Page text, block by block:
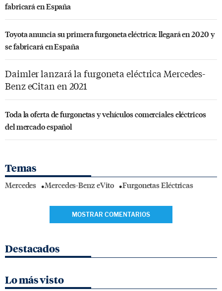
fabricará en España
Toyota anuncia su primera furgoneta eléctrica: llegará en 2020 y
se fabricará en España
Daimler lanzará la furgoneta eléctrica Mercedes-
Benz eCitan en 2021
Toda la oferta de furgonetas y vehículos comerciales eléctricos
del mercado español
Temas
Mercedes Mercedes-Benz eVito Furgonetas Eléctricas
MOSTRAR COMENTARIOS
Destacados
Lo más visto